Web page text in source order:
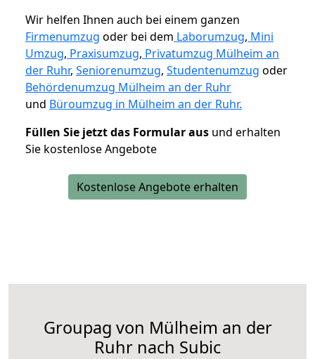
Wir helfen Ihnen auch bei einem ganzen
Firmenumzug oder bei dem Laborumzug, Mini
Umzug, Praxisumzug, Privatumzug Mülheim an
der Ruhr, Seniorenumzug, Studentenumzug oder
Behördenumzug Mülheim an der Ruhr
und Büroumzug in Mülheim an der Ruhr.
Füllen Sie jetzt das Formular aus und erhalten
Sie kostenlose Angebote
Kostenlose Angebote erhalten
Groupag von Mülheim an der
Ruhr nach Subic